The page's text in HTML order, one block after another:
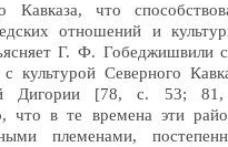
Кавказа, что
отношений и
Г. Ф. Гобеджишвили
с культурой Северного
Дигории [78, с. 53;
что в те времена эти
племенами,